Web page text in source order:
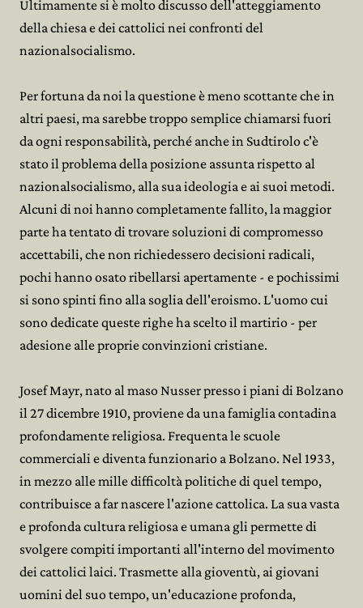
Ultimamente si è molto discusso dell'atteggiamento
della chiesa e dei cattolici nei confronti del
nazionalsocialismo.
Per fortuna da noi la questione è meno scottante che in
altri paesi, ma sarebbe troppo semplice chiamarsi fuori
da ogni responsabilità, perché anche in Sudtirolo c'è
stato il problema della posizione assunta rispetto al
nazionalsocialismo, alla sua ideologia e ai suoi metodi.
Alcuni di noi hanno completamente fallito, la maggior
parte ha tentato di trovare soluzioni di compromesso
accettabili, che non richiedessero decisioni radicali,
pochi hanno osato ribellarsi apertamente - e pochissimi
si sono spinti fino alla soglia dell'eroismo. L'uomo cui
sono dedicate queste righe ha scelto il martirio - per
adesione alle proprie convinzioni cristiane.
Josef Mayr, nato al maso Nusser presso i piani di Bolzano
il 27 dicembre 1910, proviene da una famiglia contadina
profondamente religiosa. Frequenta le scuole
commerciali e diventa funzionario a Bolzano. Nel 1933,
in mezzo alle mille difficoltà politiche di quel tempo,
contribuisce a far nascere l'azione cattolica. La sua vasta
e profonda cultura religiosa e umana gli permette di
svolgere compiti importanti all'interno del movimento
dei cattolici laici. Trasmette alla gioventù, ai giovani
uomini del suo tempo, un'educazione profonda,